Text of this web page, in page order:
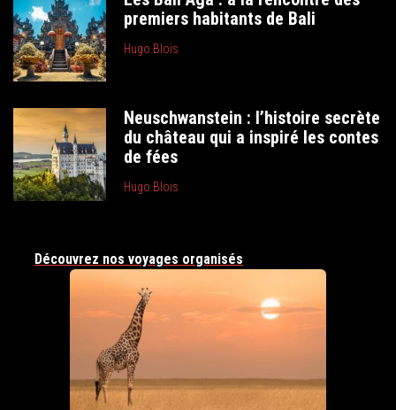
premiers habitants de Bali
Hugo Blois
Neuschwanstein : l’histoire secrète
du château qui a inspiré les contes
de fées
Hugo Blois
Découvrez nos voyages organisés